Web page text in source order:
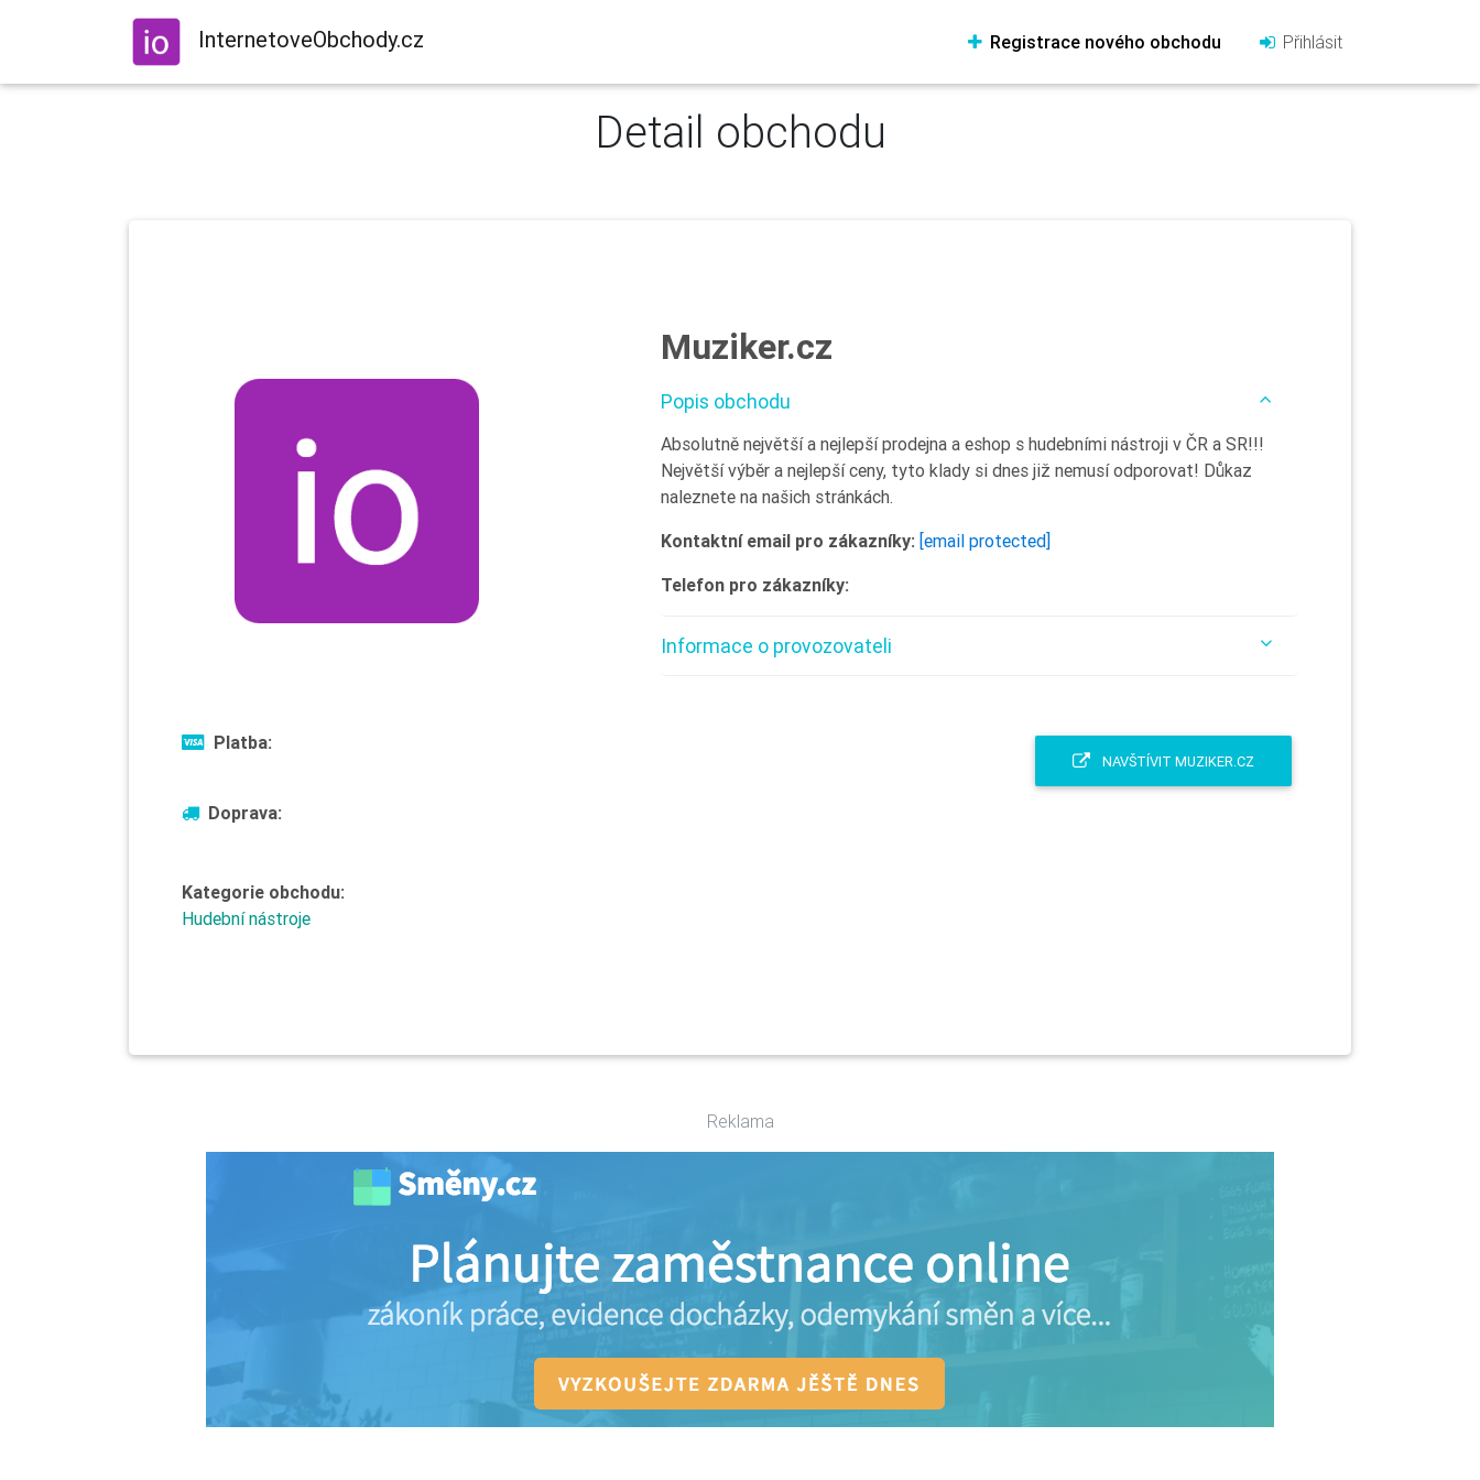
InternetoveObchody.cz Registrace nového obchodu Přihlásit
Detail obchodu
Platba:
Doprava:
Kategorie obchodu:
Hudební nástroje
Muziker.cz
Popis obchodu
Absolutně největší a nejlepší prodejna a eshop s hudebními nástroji v ČR a SR!!!
Největší výběr a nejlepší ceny, tyto klady si dnes již nemusí odporovat! Důkaz
naleznete na našich stránkách.
Kontaktní email pro zákazníky: [email protected]
Telefon pro zákazníky:
Informace o provozovateli
NAVŠTÍVIT MUZIKER.CZ
Reklama